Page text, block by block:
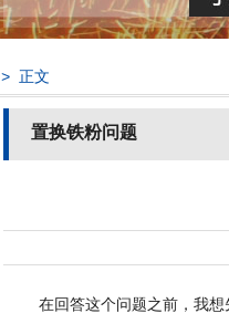
> 正文
置换铁粉问题
在回答这个问题之前，我想先